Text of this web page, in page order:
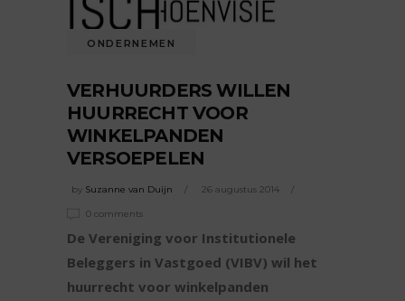
ONDERNEMEN
VERHUURDERS WILLEN
HUURRECHT VOOR
WINKELPANDEN
VERSOEPELEN
by Suzanne van Duijn 26 augustus 2014
0 comments
De Vereniging voor Institutionele
Beleggers in Vastgoed (VIBV) wil het
huurrecht voor winkelpanden